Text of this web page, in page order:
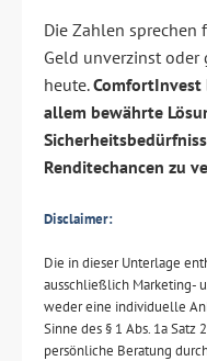
Die Zahlen sprechen
Geld unverzinst
heute.ComfortInvest
allem bewährte
Renditechancen zu
Disclaimer:
Die in dieser Unterlage
ausschließlich Marketing-
weder eine individuelle
Sinne des § 1 Abs. 1a Satz
persönliche Beratung